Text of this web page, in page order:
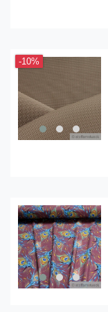
-10%